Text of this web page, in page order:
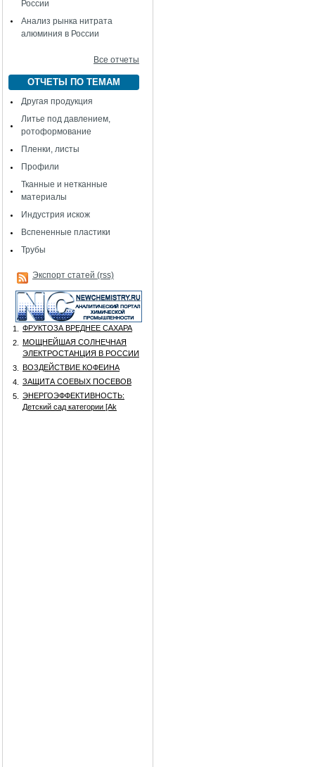
России
Анализ рынка нитрата
алюминия в России
Все отчеты
ОТЧЕТЫ ПО ТЕМАМ
Другая продукция
Литье под давлением,
ротоформование
Пленки, листы
Профили
Тканные и нетканные
материалы
Индустрия искож
Вспененные пластики
Трубы
Экспорт статей (rss)
1.
ФРУКТОЗА ВРЕДНЕЕ САХАРА
2.
МОЩНЕЙШАЯ СОЛНЕЧНАЯ
ЭЛЕКТРОСТАНЦИЯ В РОССИИ
3.
ВОЗДЕЙСТВИЕ КОФЕИНА
4.
ЗАЩИТА СОЕВЫХ ПОСЕВОВ
5.
ЭНЕРГОЭФФЕКТИВНОСТЬ:
Детский сад категории [Аk